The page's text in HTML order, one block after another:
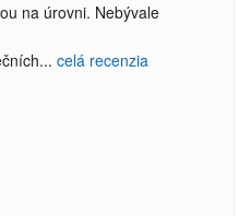
na úrovni. Nebývale
... celá recenzia